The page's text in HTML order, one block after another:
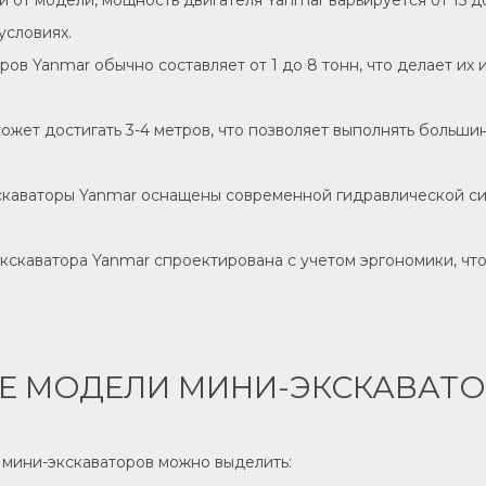
Yanmar обычно составляет от 1 до 8 тонн, что делает
достигать 3-4 метров, что позволяет выполнять
Yanmar оснащены современной гидравлической
Yanmar спроектирована с учетом эргономики,
МОДЕЛИ МИНИ-
экскаваторов можно выделить: